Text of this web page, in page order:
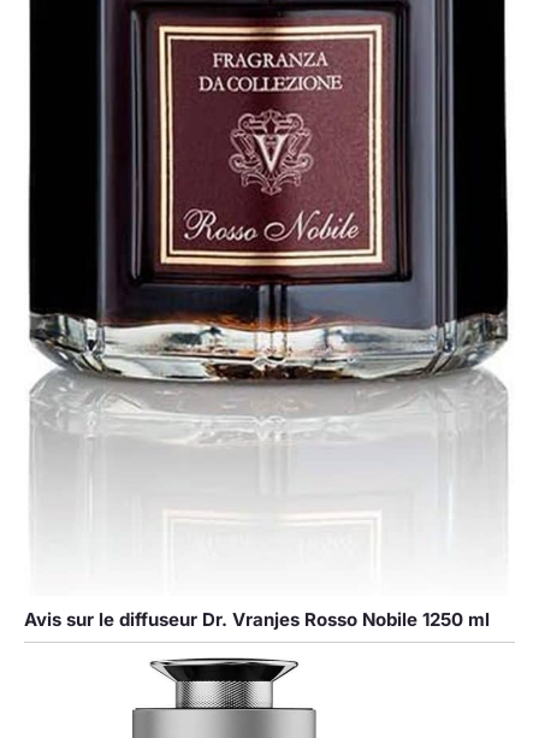
Avis sur le diffuseur Dr. Vranjes Rosso Nobile 1250 ml